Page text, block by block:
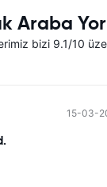
Araba
bizi 9.1/10
15-03-